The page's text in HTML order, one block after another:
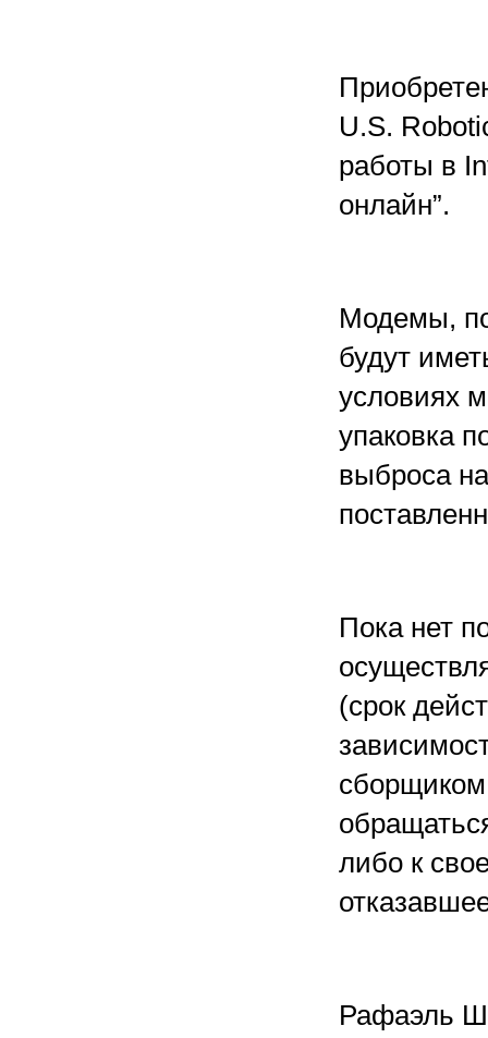
U.S.
работы в
онлайн”.
Модемы,
будут
условиях
упаковка
выброса
Пока нет
(срок
либо к
Рафаэль